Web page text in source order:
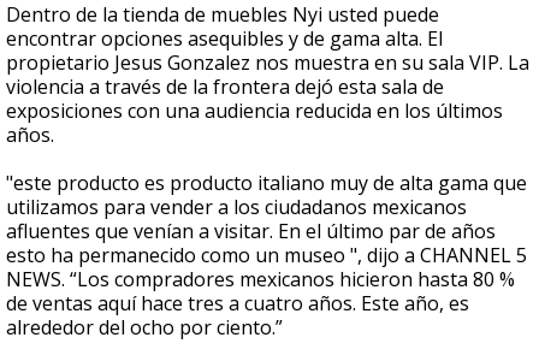
Dentro de la tienda de muebles Nyi usted puede
encontrar opciones asequibles y de gama alta. El
propietario Jesus Gonzalez nos muestra en su sala VIP. La
violencia a través de la frontera dejó esta sala de
exposiciones con una audiencia reducida en los últimos
años.
"este producto es producto italiano muy de alta gama que
utilizamos para vender a los ciudadanos mexicanos
afluentes que venían a visitar. En el último par de años
esto ha permanecido como un museo ", dijo a CHANNEL 5
NEWS. “Los compradores mexicanos hicieron hasta 80 %
de ventas aquí hace tres a cuatro años. Este año, es
alrededor del ocho por ciento.”